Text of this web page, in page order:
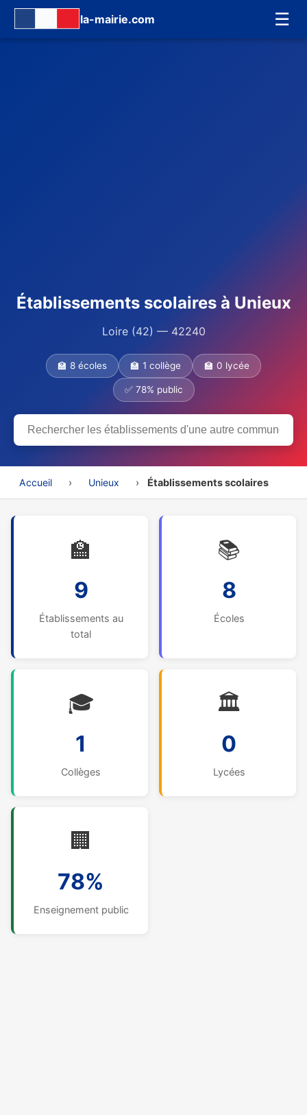
la-mairie.com ☰
Établissements scolaires à Unieux
Loire (42) — 42240
🏫 8 écoles 🏫 1 collège 🏫 0 lycée
✅ 78% public
Accueil › Unieux › Établissements scolaires
🏫
9
Établissements au
total
📚
8
Écoles
🎓
1
Collèges
🏛️
0
Lycées
🏢
78%
Enseignement public